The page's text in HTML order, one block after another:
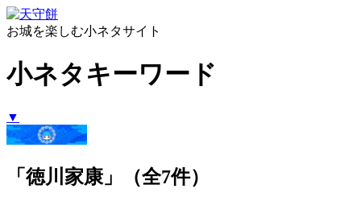
お城を楽しむ小ネタサイト
小ネタキーワード
▼
「徳川家康」（全7件）